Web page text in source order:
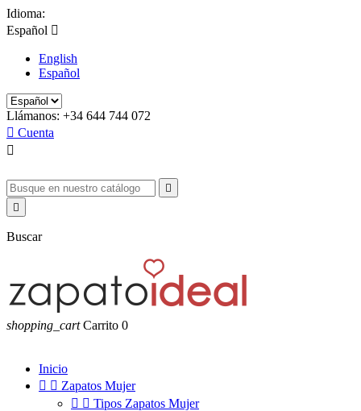
Idioma:
Español 
English
Español
Llámanos: +34 644 744 072
 Cuenta



Buscar
shopping_cart Carrito 0
Inicio
  Zapatos Mujer
  Tipos Zapatos Mujer